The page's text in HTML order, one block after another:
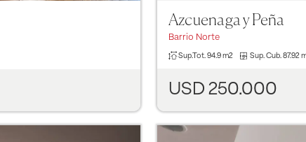
Azcuenaga y Peña
Barrio Norte
Sup.Tot.94.9 m2 Sup. Cub.87.92
USD 250.000